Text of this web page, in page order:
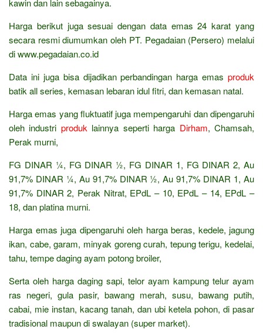
kawin dan lain sebagainya.
Harga berikut juga sesuai dengan data emas 24 karat yang
secara resmi diumumkan oleh PT. Pegadaian (Persero) melalui
di www.pegadaian.co.id
Data ini juga bisa dijadikan perbandingan harga emas produk
batik all series, kemasan lebaran idul fitri, dan kemasan natal.
Harga emas yang fluktuatif juga mempengaruhi dan dipengaruhi
oleh industri produklainnya seperti harga Dirham, Chamsah,
Perak murni,
FG DINAR ¼, FG DINAR ½, FG DINAR 1, FG DINAR 2, Au
91,7% DINAR ¼, Au 91,7% DINAR ½, Au 91,7% DINAR 1, Au
91,7% DINAR 2, Perak Nitrat, EPdL – 10, EPdL – 14, EPdL –
18, dan platina murni.
Harga emas juga dipengaruhi oleh harga beras, kedele, jagung
ikan, cabe, garam, minyak goreng curah, tepung terigu, kedelai,
tahu, tempe daging ayam potong broiler,
Serta oleh harga daging sapi, telor ayam kampung telur ayam
ras negeri, gula pasir, bawang merah, susu, bawang putih,
cabai, mie instan, kacang tanah, dan ubi ketela pohon, di pasar
tradisional maupun di swalayan (super market).